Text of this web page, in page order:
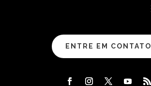
ENTRE EM CONTATO